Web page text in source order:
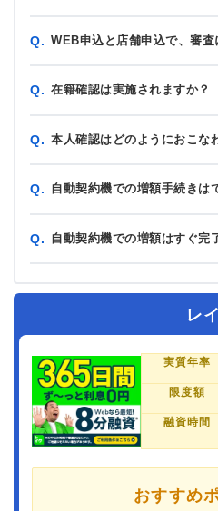
Q. WEB申込と店舗申込で、審査
Q. 在籍確認は実施されますか？
Q. 本人確認はどのようにおこな
Q. 自動契約機での増額手続きは
Q. 自動契約機での増額はすぐ完
レ
実質年率
限度額
融資時間
おすすめ